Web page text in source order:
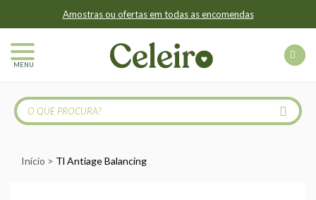
Amostras ou ofertas em todas as encomendas
MENU
Início Tl Antiage Balancing